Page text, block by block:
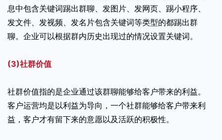
息中包含关键词踢出群聊、发图片、发网页、踢小程序、
发文件、发视频、发名片包含关键词等类型的都踢出群
聊。企业可以根据群内历史出现过的情况设置关键词。
(3)社群价值
社群价值指的是企业通过该群聊能够给客户带来的利益。
客户运营均是以利益为导向，一个社群能够给客户带来利
益，客户才有留下来的意愿以及活跃的积极性。